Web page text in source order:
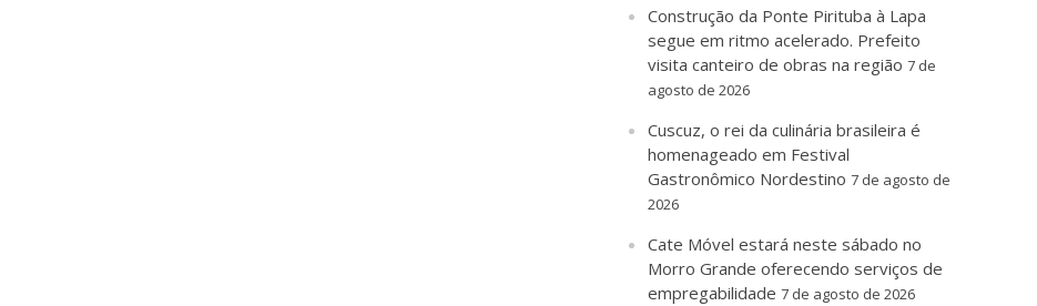
Construção da Ponte Pirituba à Lapa
segue em ritmo acelerado. Prefeito
visita canteiro de obras na região 7 de
agosto de 2026
Cuscuz, o rei da culinária brasileira é
homenageado em Festival
Gastronômico Nordestino 7 de agosto de
2026
Cate Móvel estará neste sábado no
Morro Grande oferecendo serviços de
empregabilidade 7 de agosto de 2026